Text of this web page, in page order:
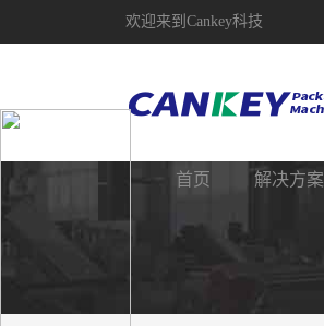
欢迎来到Cankey科技
首页 解决方案